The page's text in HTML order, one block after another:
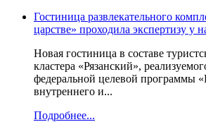
Гостиница развлекательного
царстве» проходила экспертизу у
Новая гостиница в составе
кластера «Рязанский»,
федеральной целевой программы
внутреннего и...
Подробнее...